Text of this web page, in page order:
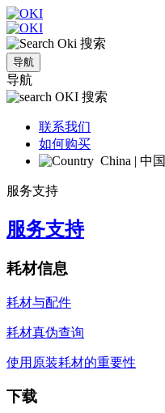
搜索
导航
导航
搜索
联系我们
如何购买
China | 中国
服务支持
服务支持
耗材信息
耗材与配件
耗材真伪查询
使用原装耗材的重要性
下载